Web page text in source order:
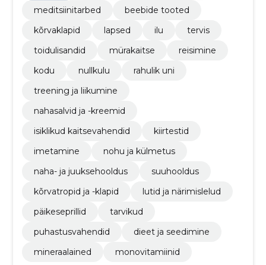
meditsiinitarbed
beebide tooted
kõrvaklapid
lapsed ilu
tervis
toidulisandid
mürakaitse
reisimine
kodu
nullkulu
rahulik uni
treening ja liikumine
nahasalvid ja -kreemid
isiklikud kaitsevahendid
kiirtestid
imetamine
nohu ja külmetus
naha- ja juuksehooldus
suuhooldus
kõrvatropid ja -klapid
lutid ja närimislelud
päikeseprillid
tarvikud
puhastusvahendid
dieet ja seedimine
mineraalained
monovitamiinid